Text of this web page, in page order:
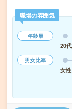
職場の雰囲気
年齢層
20代
男女比率
女性